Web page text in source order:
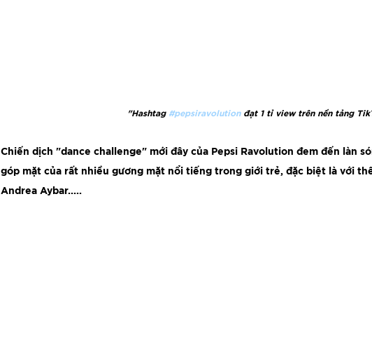
"Hashtag #pepsiravolution đạt 1 tỉ view trên nền tảng
Chiến dịch "dance challenge" mới đây của Pepsi Ravolution đem đến làn
góp mặt của rất nhiều gương mặt nổi tiếng trong giới trẻ, đặc biệt là với
Andrea Aybar.....